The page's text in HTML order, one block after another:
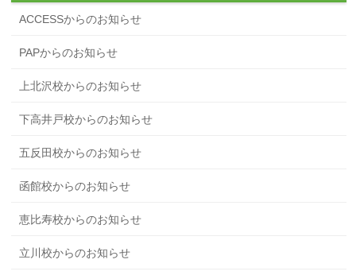
ACCESSからのお知らせ
PAPからのお知らせ
上北沢校からのお知らせ
下高井戸校からのお知らせ
五反田校からのお知らせ
函館校からのお知らせ
恵比寿校からのお知らせ
立川校からのお知らせ